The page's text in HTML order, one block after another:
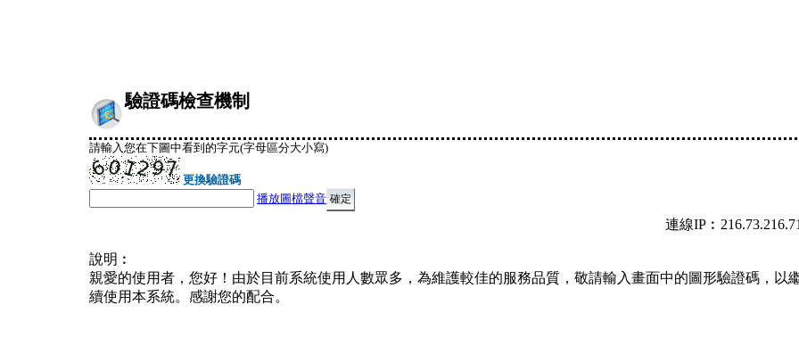
驗證碼檢查機制
請輸入您在下圖中看到的字元(字母區分大小寫)
更換驗證碼
播放圖檔聲音
連線
說明︰
親愛的使用者，您好！由於目前系統使用人數眾多，為維護較佳的服務品質，敬請輸入畫面中的圖形驗證碼，以
續使用本系統。感謝您的配合。